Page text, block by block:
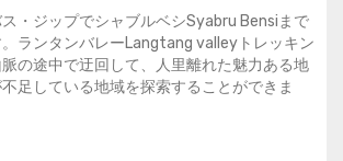
・ジップでシャブルベシSyabru Bensiまで
ランタンバレーLangtang valleyトレッキン
の途中で迂回して、人里離れた魅力ある地
足している地域を探索することができま